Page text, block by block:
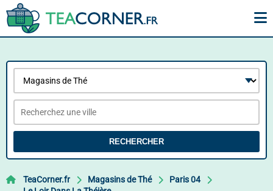
RECHERCHER
TeaCorner.fr Magasins de Thé
Paris 04